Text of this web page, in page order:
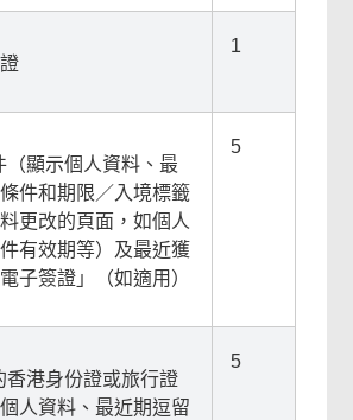
1
（顯示個人資料、最
件和期限／入境標籤
更改的頁面，如個人
有效期等）及最近獲
子簽證」（如適用）
5
香港身份證或旅行證
人資料、最近期逗留
5